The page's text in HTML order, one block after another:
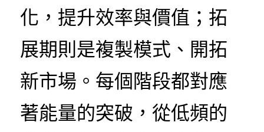
化，提升效率與價值；拓
展期則是複製模式、開拓
新市場。每個階段都對應
著能量的突破，從低頻的